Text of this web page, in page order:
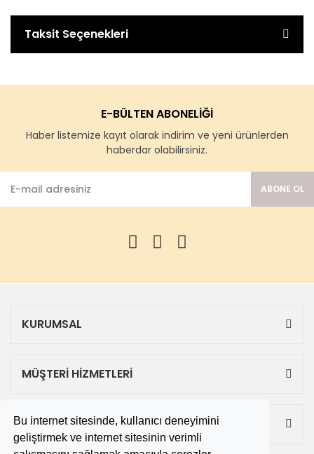
Bu internet sitesinde, kullanıcı deneyimini
geliştirmek ve internet sitesinin verimli
Taksit Seçenekleri
E-BÜLTEN ABONELİĞİ
Haber listemize kayıt olarak indirim ve yeni ürünlerden
haberdar olabilirsiniz.
ABONE OL
KURUMSAL
MÜŞTERİ HİZMETLERİ
ALIŞVERİŞ